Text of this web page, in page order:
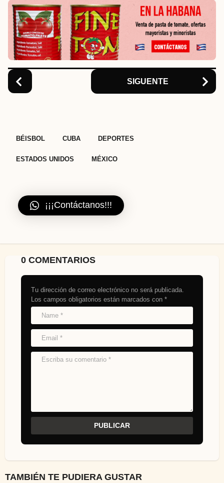
n
a
o
n
SIGUENTE
BÉISBOL CUBA DEPORTES
ESTADOS UNIDOS MÉXICO
¡¡¡Contáctanos!!!
0 COMENTARIOS
Tu dirección de correo electrónico no será publicada.
Los campos obligatorios están marcados con *
TAMBIÉN TE PUDIERA GUSTAR